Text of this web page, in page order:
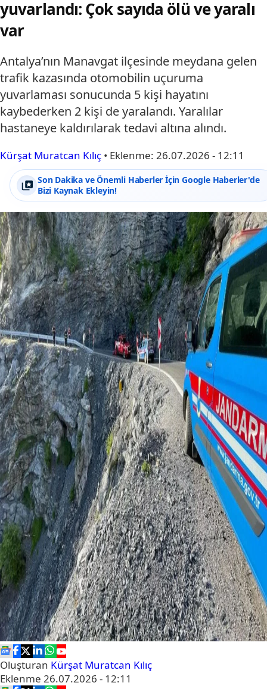
yuvarlandı: Çok sayıda ölü ve yaralı
var
Antalya’nın Manavgat ilçesinde meydana gelen
trafik kazasında otomobilin uçuruma
yuvarlaması sonucunda 5 kişi hayatını
kaybederken 2 kişi de yaralandı. Yaralılar
hastaneye kaldırılarak tedavi altına alındı.
Kürşat Muratcan Kılıç • Eklenme: 26.07.2026 - 12:11
Son Dakika ve Önemli Haberler İçin Google Haberler'de
Bizi Kaynak Ekleyin!
Oluşturan Kürşat Muratcan Kılıç
Eklenme 26.07.2026 - 12:11